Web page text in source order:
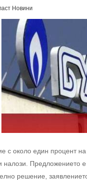
Новини
с около един процент
налози.
решение,